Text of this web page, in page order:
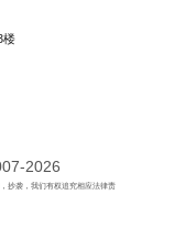
楼
2026
抄袭，我们有权追究相应法律责